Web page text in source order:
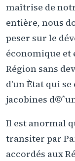
maîtrise de
entière, nous
peser sur le
économique
Région sans
d'un Ètat qui
jacobines
Il est anormal
transiter par
accordés aux